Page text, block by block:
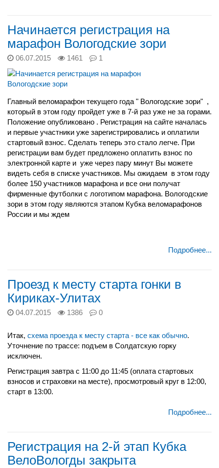
Начинается регистрация на
марафон Вологодские зори
06.07.2015 1461 1
Главный веломарафон текущего года " Вологодские зори" ,
который в этом году пройдет уже в 7-й раз уже не за горами.
Положение опубликовано . Регистрация на сайте началась
и первые участники уже зарегистрировались и оплатили
стартовый взнос. Сделать теперь это стало легче. При
регистрации вам будет предложено оплатить взнос по
электронной карте и уже через пару минут Вы можете
видеть себя в списке участников. Мы ожидаем в этом году
более 150 участников марафона и все они получат
фирменные футболки с логотипом марафона. Вологодские
зори в этом году являются этапом Кубка веломарафонов
России и мы ждем
Подробнее...
Проезд к месту старта гонки в
Кириках-Улитах
04.07.2015 1386 0
Итак, схема проезда к месту старта - все как обычно.
Уточнение по трассе: подъем в Солдатскую горку
исключен.
Регистрация завтра с 11:00 до 11:45 (оплата стартовых
взносов и страховки на месте), просмотровый круг в 12:00,
старт в 13:00.
Подробнее...
Регистрация на 2-й этап Кубка
ВелоВологды закрыта